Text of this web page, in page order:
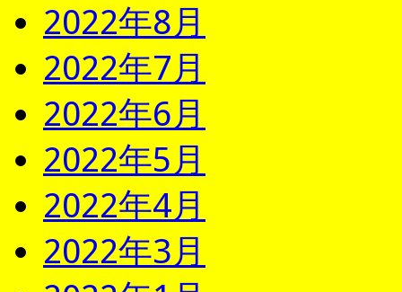
2022年8月
2022年7月
2022年6月
2022年5月
2022年4月
2022年3月